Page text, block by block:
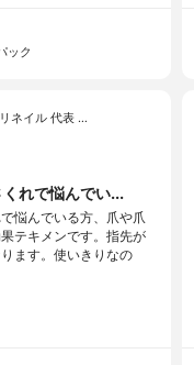
ック
ネイル 代表 …
れで悩んでい...
悩んでいる方、爪や爪
テキメンです。指先が
ます。使いきりなの